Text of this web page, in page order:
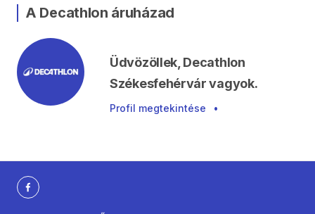
A Decathlon áruházad
Üdvözöllek, Decathlon
Székesfehérvár vagyok.
Profil megtekintése •